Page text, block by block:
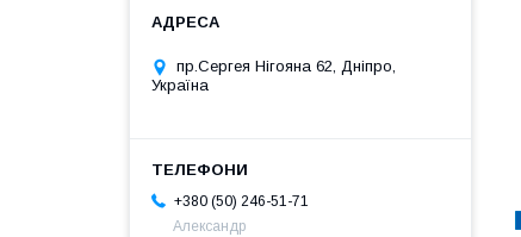
пр.Сергея Нігояна 62, Дніпро,
Україна
+380 (50) 246-51-71
Александр